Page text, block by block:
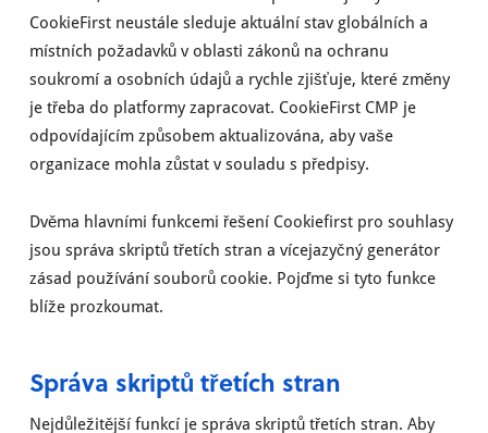
CookieFirst neustále sleduje aktuální stav globálních a
místních požadavků v oblasti zákonů na ochranu
soukromí a osobních údajů a rychle zjišťuje, které změny
je třeba do platformy zapracovat. CookieFirst CMP je
odpovídajícím způsobem aktualizována, aby vaše
organizace mohla zůstat v souladu s předpisy.
Dvěma hlavními funkcemi řešení Cookiefirst pro souhlasy
jsou správa skriptů třetích stran a vícejazyčný generátor
zásad používání souborů cookie. Pojďme si tyto funkce
blíže prozkoumat.
Správa skriptů třetích stran
Nejdůležitější funkcí je správa skriptů třetích stran. Aby